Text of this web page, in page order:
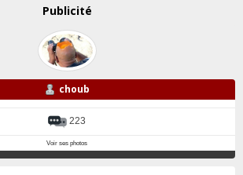
Publicité
choub
223
Voir ses photos